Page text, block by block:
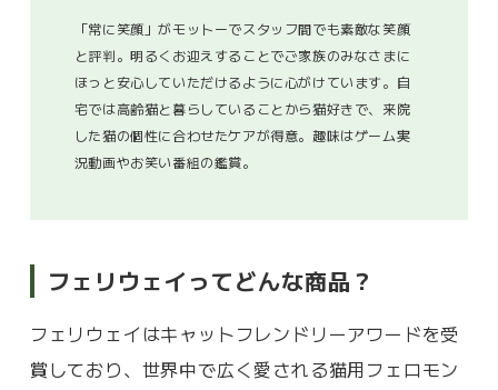
「常に笑顔」がモットーでスタッフ間でも素敵な笑顔
と評判。明るくお迎えすることでご家族のみなさまに
ほっと安心していただけるように心がけています。自
宅では高齢猫と暮らしていることから猫好きで、来院
した猫の個性に合わせたケアが得意。趣味はゲーム実
況動画やお笑い番組の鑑賞。
フェリウェイってどんな商品？
フェリウェイはキャットフレンドリーアワードを受
賞しており、世界中で広く愛される猫用フェロモン